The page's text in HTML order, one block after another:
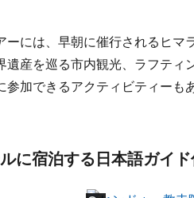
ーには、早朝に催行されるヒ
遺産を巡る市内観光、ラフテ
参加できるアクティビティーも
に宿泊する日本語ガイ